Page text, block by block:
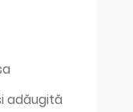
adăugită